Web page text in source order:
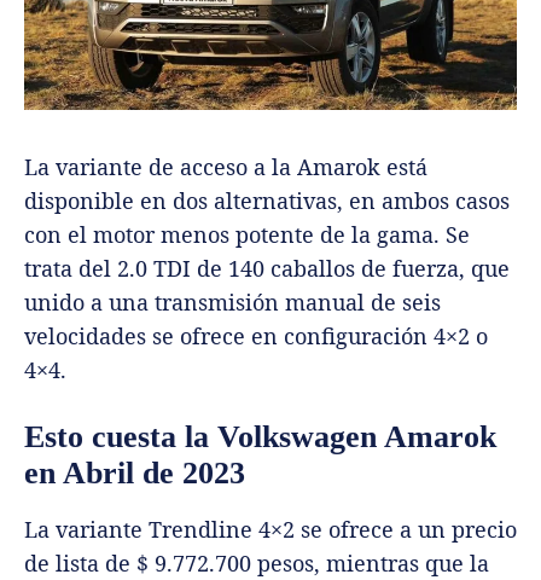
La variante de acceso a la Amarok está
disponible en dos alternativas, en ambos casos
con el motor menos potente de la gama. Se
trata del 2.0 TDI de 140 caballos de fuerza, que
unido a una transmisión manual de seis
velocidades se ofrece en configuración 4×2 o
4×4.
Esto cuesta la Volkswagen Amarok
en Abril de 2023
La variante Trendline 4×2 se ofrece a un precio
de lista de $ 9.772.700 pesos, mientras que la